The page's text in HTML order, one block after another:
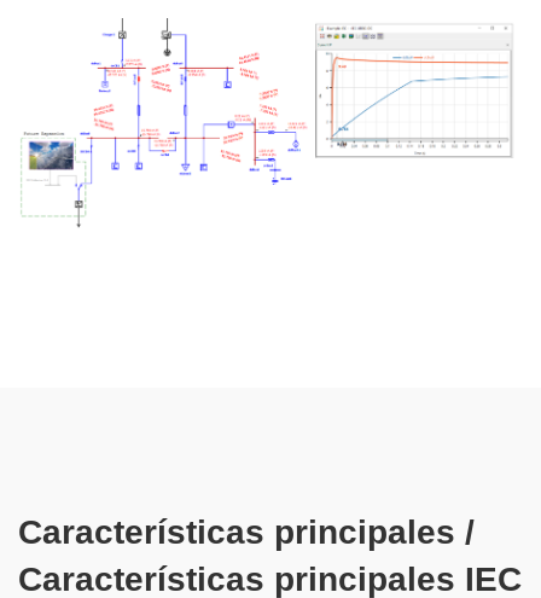
Características principales /
Características principales IEC